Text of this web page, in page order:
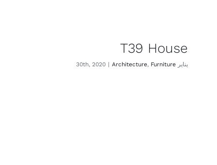
T39 House
يناير 30th, 2020 | Architecture, Furniture